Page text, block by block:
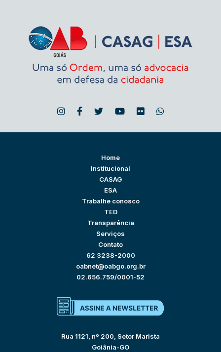
Home
Institucional
CASAG
ESA
Trabalhe conosco
TED
Transparência
Serviços
Contato
62 3238-2000
oabnet@oabgo.org.br
02.656.759/0001-52
Rua 1121, nº 200, Setor Marista
Goiânia-GO